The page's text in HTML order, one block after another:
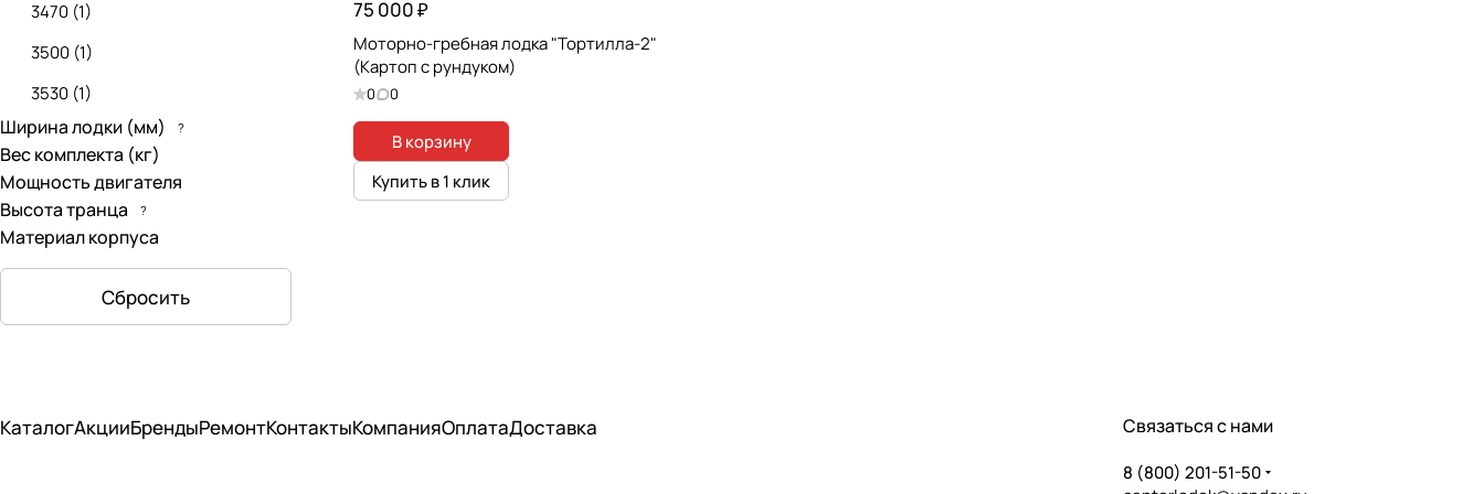
75 000 ₽
Моторно-гребная лодка "Тортилла-2"
(Картоп с рундуком)
0 0
В корзину
Купить в 1 клик
3470 (1)
3500 (1)
3530 (1)
4250(1)
Ширина лодки (мм) ?
Вес комплекта (кг)
Мощность двигателя
Высота транца
?
Материал корпуса
Сбросить
КаталогАкцииБрендыРемонтКонтактыКомпанияОплатаДоставка Связаться с нами
8 (800) 201-51-50